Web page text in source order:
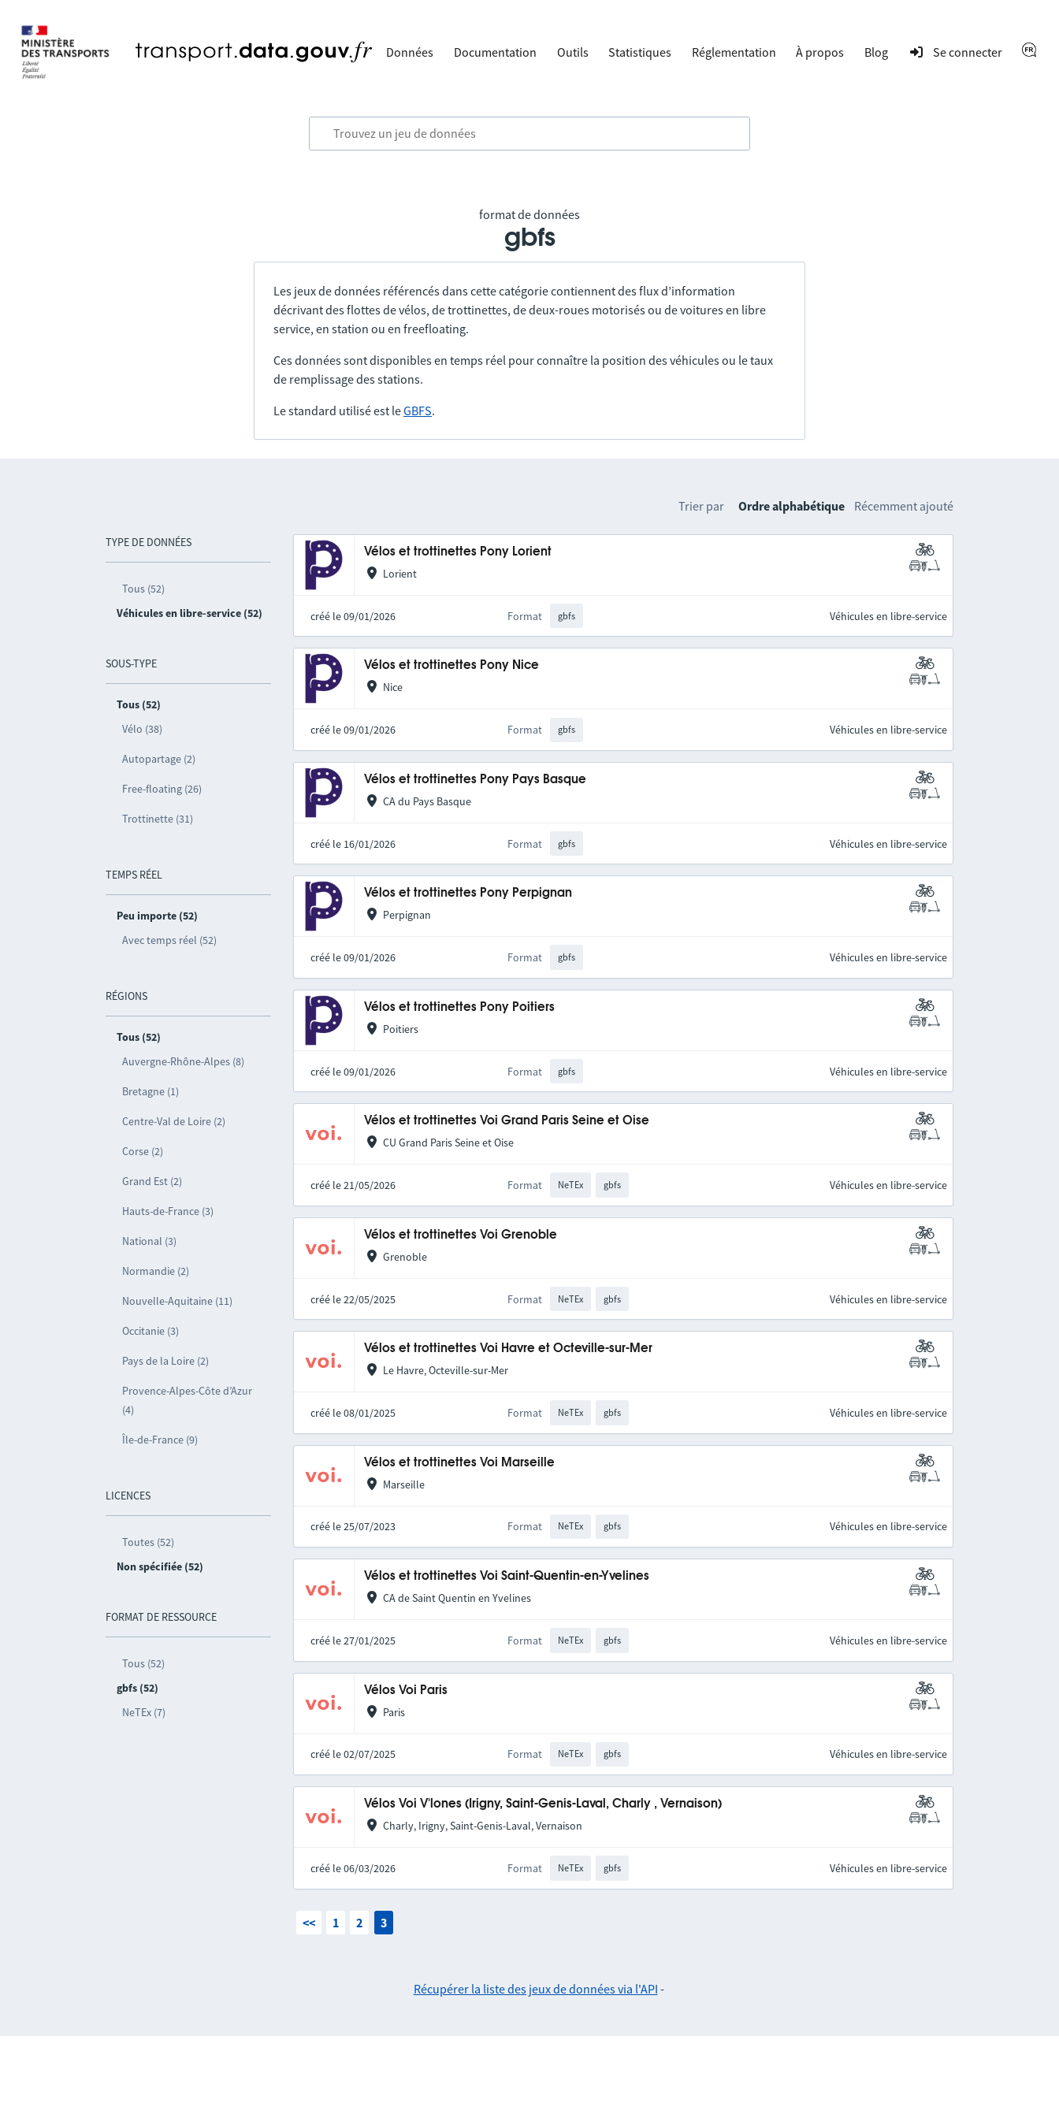
Données Documentation Outils Statistiques Réglementation À propos Blog Se connecter
format de données
gbfs
Les jeux de données référencés dans cette catégorie contiennent des flux d’information
décrivant des flottes de vélos, de trottinettes, de deux-roues motorisés ou de voitures en libre
service, en station ou en freefloating.
Ces données sont disponibles en temps réel pour connaître la position des véhicules ou le taux
de remplissage des stations.
Le standard utilisé est leGBFS.
TYPE DE DONNÉES
Tous (52)
Véhicules en libre-service (52)
SOUS-TYPE
Tous (52)
Vélo (38)
Autopartage (2)
Free-floating (26)
Trottinette (31)
TEMPS RÉEL
Peu importe (52)
Avec temps réel (52)
RÉGIONS
Tous (52)
Auvergne-Rhône-Alpes (8)
Bretagne (1)
Centre-Val de Loire (2)
Corse (2)
Grand Est (2)
Hauts-de-France (3)
National (3)
Normandie (2)
Nouvelle-Aquitaine (11)
Occitanie (3)
Pays de la Loire (2)
Provence-Alpes-Côte d’Azur
(4)
Île-de-France (9)
LICENCES
Toutes (52)
Non spécifiée (52)
FORMAT DE RESSOURCE
Tous (52)
gbfs (52)
NeTEx (7)
Trier par Ordre alphabétique Récemment ajouté
Vélos et trottinettes Pony Lorient
Lorient
créé le 09/01/2026 Format gbfs Véhicules en libre-service
Vélos et trottinettes Pony Nice
Nice
créé le 09/01/2026 Format gbfs Véhicules en libre-service
Vélos et trottinettes Pony Pays Basque
CA du Pays Basque
créé le 16/01/2026 Format gbfs Véhicules en libre-service
Vélos et trottinettes Pony Perpignan
Perpignan
créé le 09/01/2026 Format gbfs Véhicules en libre-service
Vélos et trottinettes Pony Poitiers
Poitiers
créé le 09/01/2026 Format gbfs Véhicules en libre-service
Vélos et trottinettes Voi Grand Paris Seine et Oise
CU Grand Paris Seine et Oise
créé le 21/05/2026 Format NeTEx gbfs Véhicules en libre-service
Vélos et trottinettes Voi Grenoble
Grenoble
créé le 22/05/2025 Format NeTEx gbfs Véhicules en libre-service
Vélos et trottinettes Voi Havre et Octeville-sur-Mer
Le Havre, Octeville-sur-Mer
créé le 08/01/2025 Format NeTEx gbfs Véhicules en libre-service
Vélos et trottinettes Voi Marseille
Marseille
créé le 25/07/2023 Format NeTEx gbfs Véhicules en libre-service
Vélos et trottinettes Voi Saint-Quentin-en-Yvelines
CA de Saint Quentin en Yvelines
créé le 27/01/2025 Format NeTEx gbfs Véhicules en libre-service
Vélos Voi Paris
Paris
créé le 02/07/2025 Format NeTEx gbfs Véhicules en libre-service
Vélos Voi V'lones (Irigny, Saint-Genis-Laval, Charly , Vernaison)
Charly, Irigny, Saint-Genis-Laval, Vernaison
créé le 06/03/2026 Format NeTEx gbfs Véhicules en libre-service
<< 1 2 3
Récupérer la liste des jeux de données via l'API -